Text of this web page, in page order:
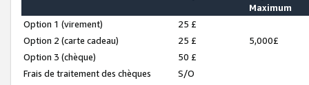
Maximum
Option 1 (virement)
25 £
Option 2 (carte cadeau)
25 £
5,000£
Option 3 (chèque)
50 £
Frais de traitement des chèques
S/O